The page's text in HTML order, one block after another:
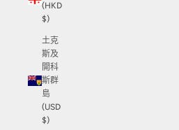
(HKD
$)
土克
斯及
開科
斯群
島
(USD
$)